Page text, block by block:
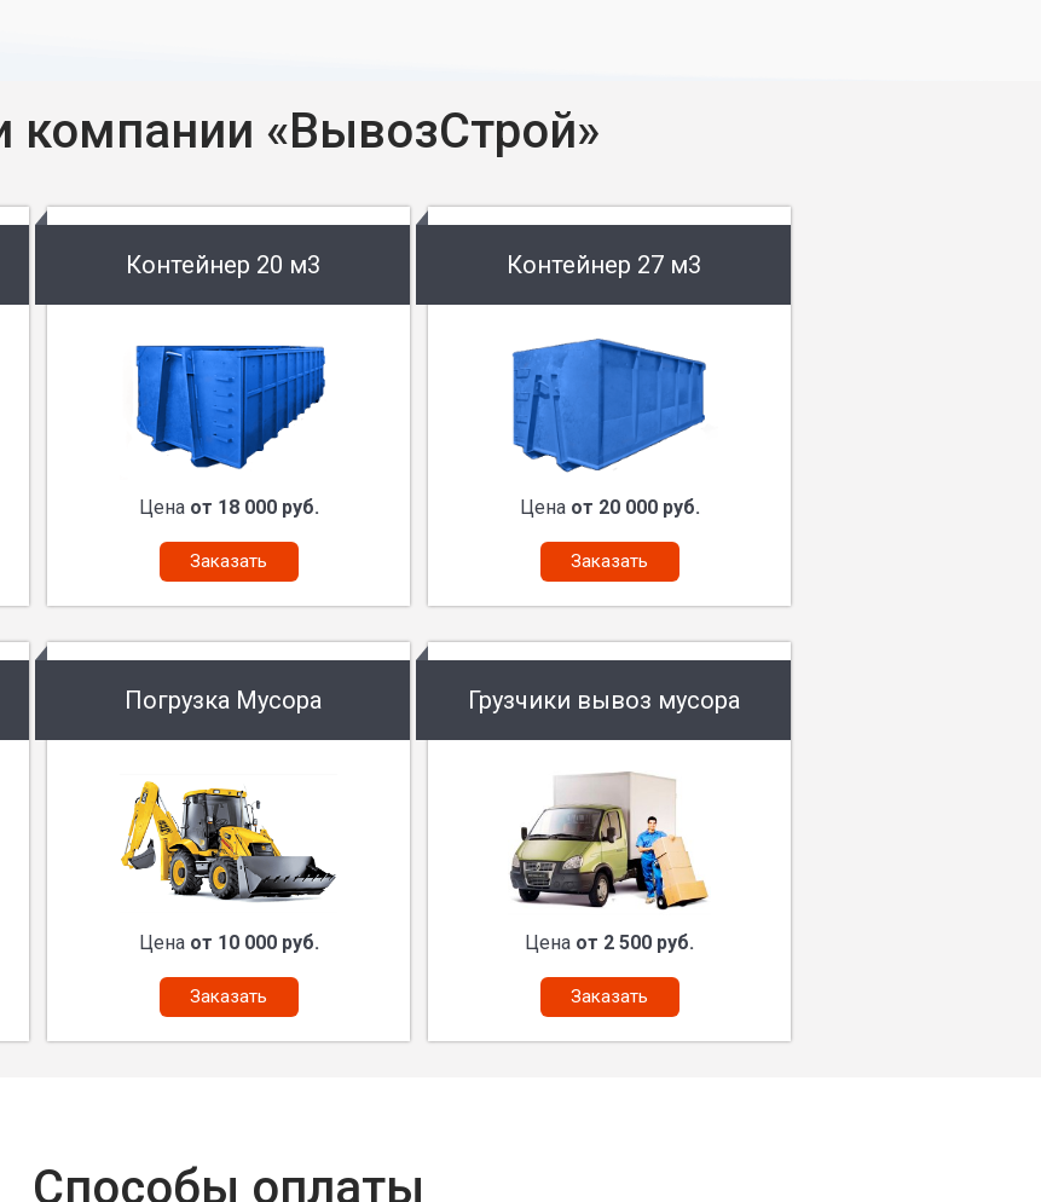
компании «ВывозСтрой»
Контейнер 20 м3
Цена от 18 000 руб.
Заказать
Контейнер 27 м3
Цена от 20 000 руб.
Заказать
Погрузка Мусора
Цена от 10 000 руб.
Заказать
Грузчики вывоз мусора
Цена от 2 500 руб.
Заказать
Способы оплаты